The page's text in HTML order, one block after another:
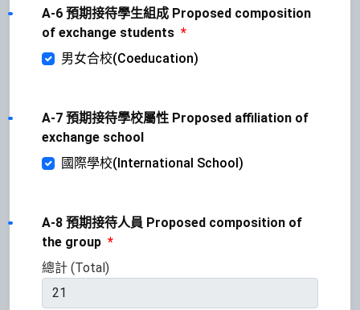
A-6 預期接待學生組成 Proposed composition
of exchange students *
男女合校(Coeducation)
A-7 預期接待學校屬性 Proposed affiliation of
exchange school
國際學校(International School)
A-8 預期接待人員 Proposed composition of
the group *
總計 (Total)